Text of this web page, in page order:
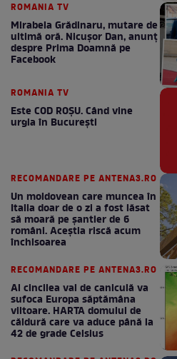
ROMANIA TV
Mirabela Grădinaru, mutare de
ultimă oră. Nicuşor Dan, anunţ
despre Prima Doamnă pe
Facebook
ROMANIA TV
Este COD ROŞU. Când vine
urgia în Bucureşti
RECOMANDARE PE ANTENA3.RO
Un moldovean care muncea în
Italia doar de o zi a fost lăsat
să moară pe şantier de 6
români. Aceștia riscă acum
închisoarea
RECOMANDARE PE ANTENA3.RO
Al cincilea val de caniculă va
sufoca Europa săptămâna
viitoare. HARTA domului de
căldură care va aduce până la
42 de grade Celsius